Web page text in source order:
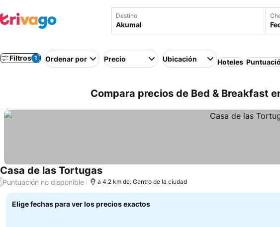
Destino
Filtros 1 Ordenar por Precio Ubicación Hoteles
Compara precios de Bed & Breakfast
Casa de las TortugasVer precios
/Puntuación no disponible a 4.2 km de: Centro de la ciudad
Elige fechas para ver los precios exactos